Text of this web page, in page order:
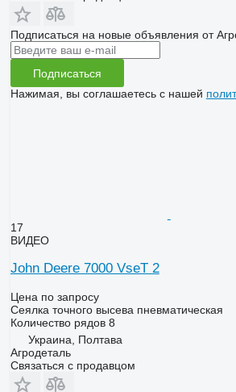
Подписаться на новые объявления от
Подписаться
Нажимая, вы соглашаетесь с нашей
17
ВИДЕО
John Deere 7000 VseT 2
Цена по запросу
Сеялка точного высева пневматическая
Количество рядов 8
Украина, Полтава
Агродеталь
Связаться с продавцом